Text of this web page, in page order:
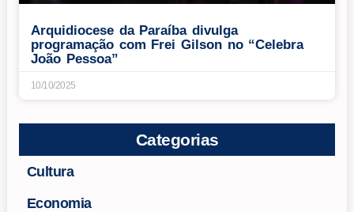
Arquidiocese da Paraíba divulga
programação com Frei Gilson no “Celebra
João Pessoa”
10/10/2025
Categorias
Cultura
Economia